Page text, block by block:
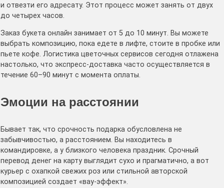
и отвезти его адресату. Этот процесс может занять от двух
до четырех часов.
Заказ букета онлайн занимает от 5 до 10 минут. Вы можете
выбрать композицию, пока едете в лифте, стоите в пробке или
пьете кофе. Логистика цветочных сервисов сегодня отлажена
настолько, что экспресс-доставка часто осуществляется в
течение 60–90 минут с момента оплаты.
Эмоции на расстоянии
Бывает так, что срочность подарка обусловлена не
забывчивостью, а расстоянием. Вы находитесь в
командировке, а у близкого человека праздник. Срочный
перевод денег на карту выглядит сухо и прагматично, а вот
курьер с охапкой свежих роз или стильной авторской
композицией создает «вау-эффект».